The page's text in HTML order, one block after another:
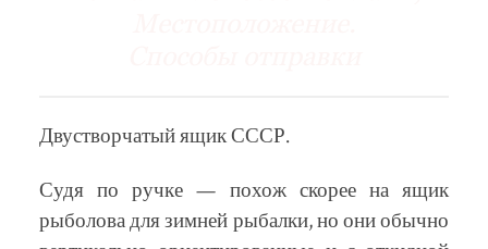
Двустворчатый ящик СССР.
Судя по ручке — похож скорее на ящик
рыболова для зимней рыбалки, но они обычно